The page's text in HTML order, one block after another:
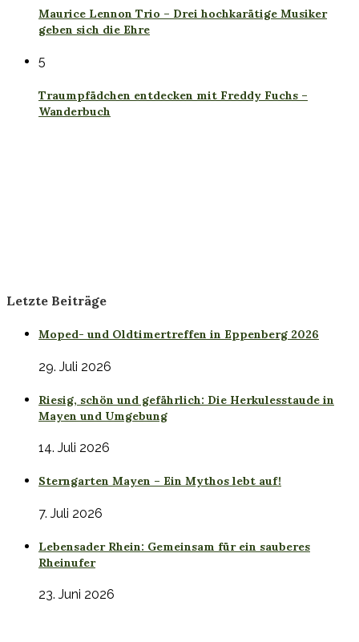
Maurice Lennon Trio – Drei hochkarätige Musiker
geben sich die Ehre
5
Traumpfädchen entdecken mit Freddy Fuchs –
Wanderbuch
Letzte Beiträge
Moped- und Oldtimertreffen in Eppenberg 2026
29. Juli 2026
Riesig, schön und gefährlich: Die Herkulesstaude in
Mayen und Umgebung
14. Juli 2026
Sterngarten Mayen – Ein Mythos lebt auf!
7. Juli 2026
Lebensader Rhein: Gemeinsam für ein sauberes
Rheinufer
23. Juni 2026